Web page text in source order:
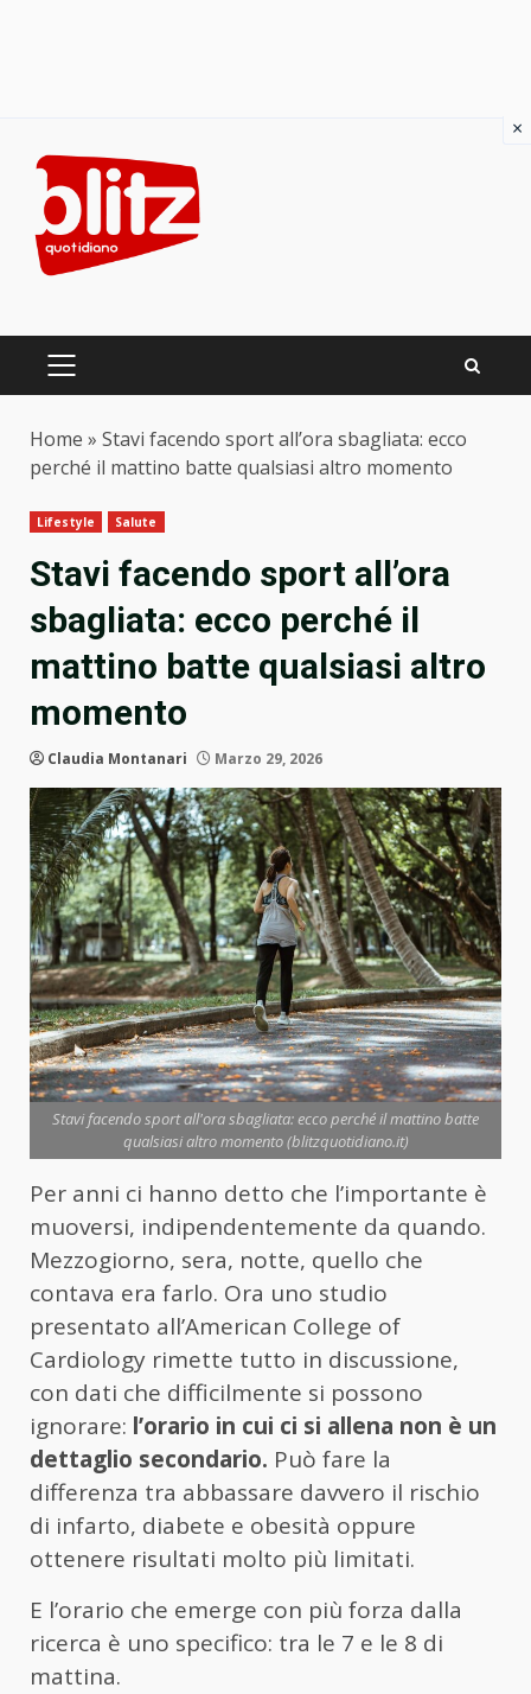
content
PRIMARY
Home » Stavi facendo sport all’ora sbagliata: ecco
perché il mattino batte qualsiasi altro momento
Lifestyle Salute
Stavi facendo sport all’ora
sbagliata: ecco perché il
mattino batte qualsiasi altro
momento
Claudia Montanari Marzo 29, 2026
Stavi facendo sport all'ora sbagliata: ecco perché il mattino batte
qualsiasi altro momento (blitzquotidiano.it)
Per anni ci hanno detto che l’importante è
muoversi, indipendentemente da quando.
Mezzogiorno, sera, notte, quello che
contava era farlo. Ora uno studio
presentato all’American College of
Cardiology rimette tutto in discussione,
con dati che difficilmente si possono
ignorare: l’orario in cui ci si allena non è un
dettaglio secondario. Può fare la
differenza tra abbassare davvero il rischio
di infarto, diabete e obesità oppure
ottenere risultati molto più limitati.
E l’orario che emerge con più forza dalla
ricerca è uno specifico: tra le 7 e le 8 di
mattina.
×